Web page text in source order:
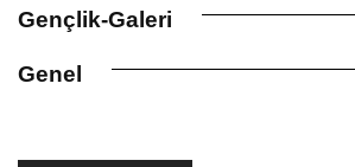
Gençlik-Galeri
Genel